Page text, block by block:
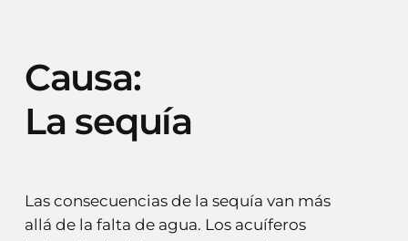
Causa:
La sequía
Las consecuencias de la sequía van más
allá de la falta de agua. Los acuíferos